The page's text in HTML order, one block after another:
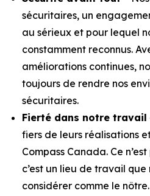
sécuritaires, un
au sérieux et pour lequel
constamment reconnus.
améliorations continues,
toujours de rendre nos
sécuritaires.
Fierté dans notre travail
fiers de leurs réalisations
Compass Canada. Ce
c’est un lieu de travail que
considérer comme le nôtre.